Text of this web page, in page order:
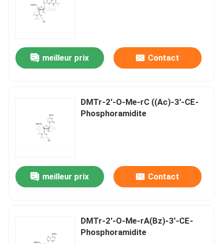
meilleur prix Contact
DMTr-2'-O-Me-rC ((Ac)-3'-CE-
Phosphoramidite
meilleur prix Contact
DMTr-2'-O-Me-rA(Bz)-3'-CE-
Phosphoramidite